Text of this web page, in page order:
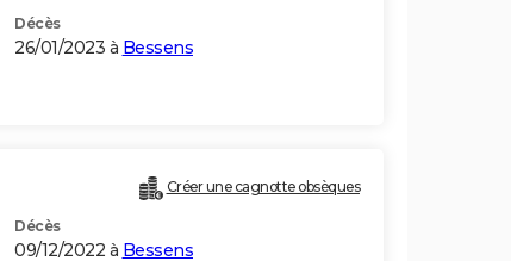
Décès
26/01/2023 à Bessens
Créer une cagnotte obsèques
Décès
09/12/2022 à Bessens